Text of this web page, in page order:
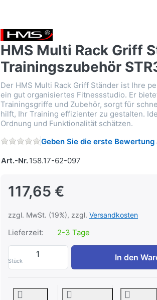
HMS Multi Rack Griff
Trainingszubehör
Der HMS Multi Rack Griff Ständer ist Ihre
ein gut organisiertes Fitnessstudio. Er
Trainingsgriffe und Zubehör, sorgt für
hilft, Ihr Training effizienter zu gestalten.
Ordnung und Funktionalität schätzen.
Geben Sie die erste Bewertung
Art.-Nr.158.17-62-097
117,65 €
zzgl. MwSt. (19%), zzgl. Versandkosten
Lieferzeit: 2-3 Tage
Stück
HMS Multi Rack Griff
In den